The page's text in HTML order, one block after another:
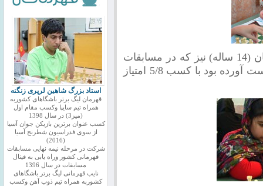
دیگر نوجوان خوشفکر اصفهانی رامیلا واگوهیان (14 ساله) نیز که در مسابقات
زیر 18 سال کشور مقام نایب قهرمانی را بدست آورده بود با کسب 5/8 امتیاز
استاد بزرگ شاهین لرپری زنگنه
قهرمان لیگ برتر باشگاهای کشوربه
همراه تیم سایپا وکسب مقام اول
(میز3) در سال 1398
کسب عنوان برترین بازیکن جوان آسیا
از سوی فدراسیون شطرنج آسیا
(2016)
شرکت در مرحله نیمه نهایی مسابقات
قهرمانی کشور وراه یابی به فینال
مسابقات در سال 1396
نایب قهرمانی لیگ برتر باشگاهای
کشوربه همراه تیم ذوب آهن وکسب